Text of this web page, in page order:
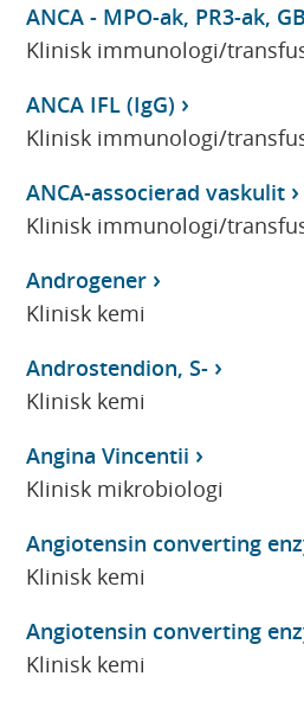
ANCA - MPO-ak, PR3-ak,
Klinisk immunologi/
ANCA IFL (IgG)
Klinisk immunologi/
ANCA-associerad vaskulit
Klinisk immunologi/
Androgener
Klinisk kemi
Androstendion, S-
Klinisk kemi
Angina Vincentii
Klinisk mikrobiologi
Angiotensin converting
Klinisk kemi
Angiotensin converting
Klinisk kemi